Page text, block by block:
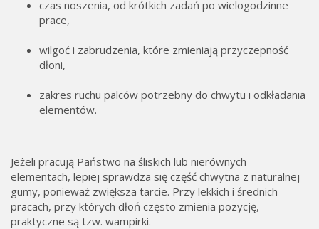
czas noszenia, od krótkich zadań po wielogodzinne
prace,
wilgoć i zabrudzenia, które zmieniają przyczepność
dłoni,
zakres ruchu palców potrzebny do chwytu i odkładania
elementów.
Jeżeli pracują Państwo na śliskich lub nierównych
elementach, lepiej sprawdza się część chwytna z naturalnej
gumy, ponieważ zwiększa tarcie. Przy lekkich i średnich
pracach, przy których dłoń często zmienia pozycję,
praktyczne są tzw. wampirki.